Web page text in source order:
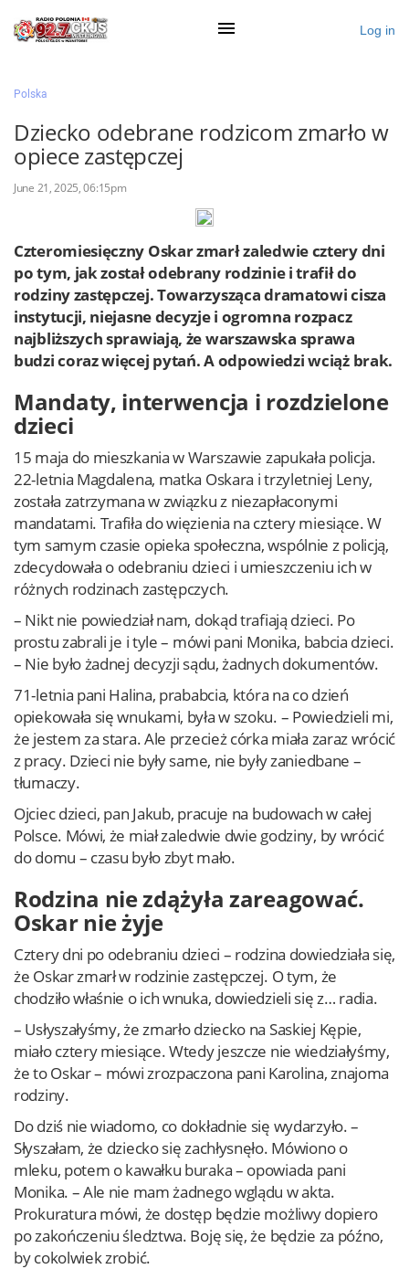
Ogłoś się
Działy
Zaloguj przez Clascal
×
Log in
Polska
Dziecko odebrane rodzicom zmarło w
opiece zastępczej
June 21, 2025, 06:15pm
Czteromiesięczny Oskar zmarł zaledwie cztery dni
po tym, jak został odebrany rodzinie i trafił do
rodziny zastępczej. Towarzysząca dramatowi cisza
instytucji, niejasne decyzje i ogromna rozpacz
najbliższych sprawiają, że warszawska sprawa
budzi coraz więcej pytań. A odpowiedzi wciąż brak.
Mandaty, interwencja i rozdzielone
dzieci
15 maja do mieszkania w Warszawie zapukała policja.
22-letnia Magdalena, matka Oskara i trzyletniej Leny,
została zatrzymana w związku z niezapłaconymi
mandatami. Trafiła do więzienia na cztery miesiące. W
tym samym czasie opieka społeczna, wspólnie z policją,
zdecydowała o odebraniu dzieci i umieszczeniu ich w
różnych rodzinach zastępczych.
– Nikt nie powiedział nam, dokąd trafiają dzieci. Po
prostu zabrali je i tyle – mówi pani Monika, babcia dzieci.
– Nie było żadnej decyzji sądu, żadnych dokumentów.
71-letnia pani Halina, prababcia, która na co dzień
opiekowała się wnukami, była w szoku. – Powiedzieli mi,
że jestem za stara. Ale przecież córka miała zaraz wrócić
z pracy. Dzieci nie były same, nie były zaniedbane –
tłumaczy.
Ojciec dzieci, pan Jakub, pracuje na budowach w całej
Polsce. Mówi, że miał zaledwie dwie godziny, by wrócić
do domu – czasu było zbyt mało.
Rodzina nie zdążyła zareagować.
Oskar nie żyje
Cztery dni po odebraniu dzieci – rodzina dowiedziała się,
że Oskar zmarł w rodzinie zastępczej. O tym, że
chodziło właśnie o ich wnuka, dowiedzieli się z… radia.
– Usłyszałyśmy, że zmarło dziecko na Saskiej Kępie,
miało cztery miesiące. Wtedy jeszcze nie wiedziałyśmy,
że to Oskar – mówi zrozpaczona pani Karolina, znajoma
rodziny.
Do dziś nie wiadomo, co dokładnie się wydarzyło. –
Słyszałam, że dziecko się zachłysnęło. Mówiono o
mleku, potem o kawałku buraka – opowiada pani
Monika. – Ale nie mam żadnego wglądu w akta.
Prokuratura mówi, że dostęp będzie możliwy dopiero
po zakończeniu śledztwa. Boję się, że będzie za późno,
by cokolwiek zrobić.